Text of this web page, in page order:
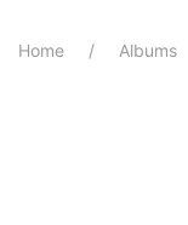
Home Albums